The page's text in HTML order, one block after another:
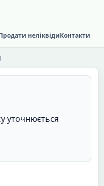
неліквідиКонтакти
уточнюється